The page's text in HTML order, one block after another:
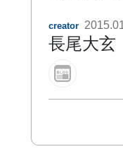
creator
長尾大玄